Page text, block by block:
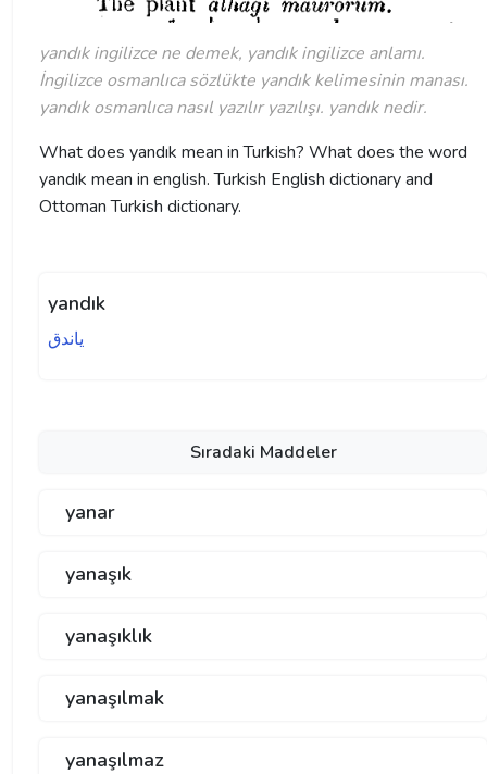
yandık ingilizce ne demek, yandık ingilizce anlamı.
İngilizce osmanlıca sözlükte yandık kelimesinin manası.
yandık osmanlıca nasıl yazılır yazılışı. yandık nedir.
What does yandık mean in Turkish? What does the word
yandık mean in english. Turkish English dictionary and
Ottoman Turkish dictionary.
yandık
ياندق
Sıradaki Maddeler
yanar
yanaşık
yanaşıklık
yanaşılmak
yanaşılmaz